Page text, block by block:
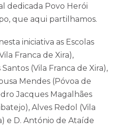
dedicada Povo Herói
que aqui partilhamos.
iniciativa as Escolas
Franca de Xira),
(Vila Franca de Xira),
Mendes (Póvoa de
Jacques Magalhães
Alves Redol (Vila
e D. António de Ataíde